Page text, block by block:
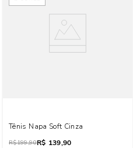
Tênis Napa Soft Cinza
R$199,90R$ 139,90